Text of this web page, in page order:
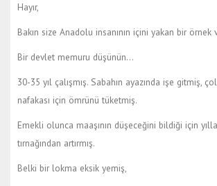
Hayır,
Bakın size Anadolu insanının içini yakan bir
Bir devlet memuru düşünün…
30-35 yıl çalışmış. Sabahın ayazında işe gitmiş,
nafakası için ömrünü tüketmiş.
Emekli olunca maaşının düşeceğini bildiği için
tırnağından artırmış.
Belki bir lokma eksik yemiş,